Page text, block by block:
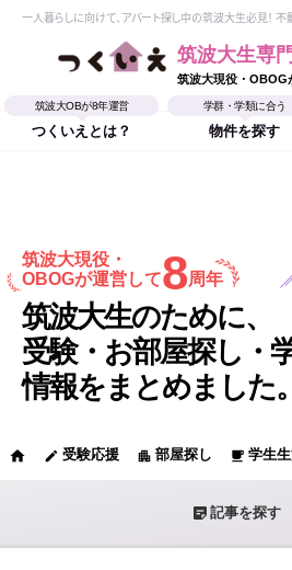
一人暮らしに向けて、アパート探し中の筑波大生必見！
筑波大生専門
筑波大現役・OBOG
筑波大OBが8年運営
つくいえとは？
学群・学類に合う
物件を探す
筑波大現役・
OBOGが運営して8周年
筑波大生のために、
受験・お部屋探し・
情報をまとめました。
home edit 受験応援 apartment 部屋探し local_cafe 学生
sticky_note_2 記事を探す